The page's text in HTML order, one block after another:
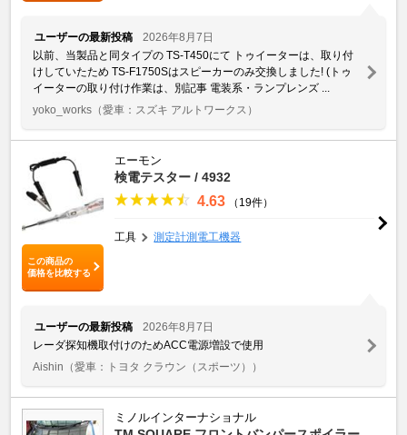
ユーザーの最新投稿
2026年8月7日
以前、当製品と同タイプの TS-T450にて トゥイーターは、取り付
けしていたため TS-F1750Sはスピーカーのみ交換しました! (トゥ
イーターの取り付け作業は、別記事 電装系・ランプレンズ ...
yoko_works （愛車：スズキ アルトワークス）
この商品の
価格を比較する
エーモン
検電テスター / 4932
4.63 （19件）
工具 測定計測電工機器
ユーザーの最新投稿
2026年8月7日
レーダ探知機取付けのためACC電源増設で使用
Aishin （愛車：トヨタ クラウン（スポーツ））
ミノルインターナショナル